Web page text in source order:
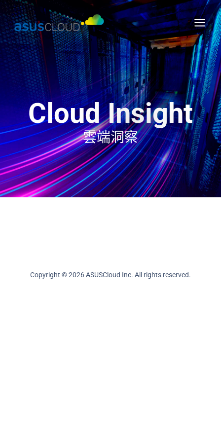
跳
至
主
要
內
容
Main
Menu
Cloud Insight
雲端洞察
Copyright © 2026 ASUSCloud Inc. All rights reserved.